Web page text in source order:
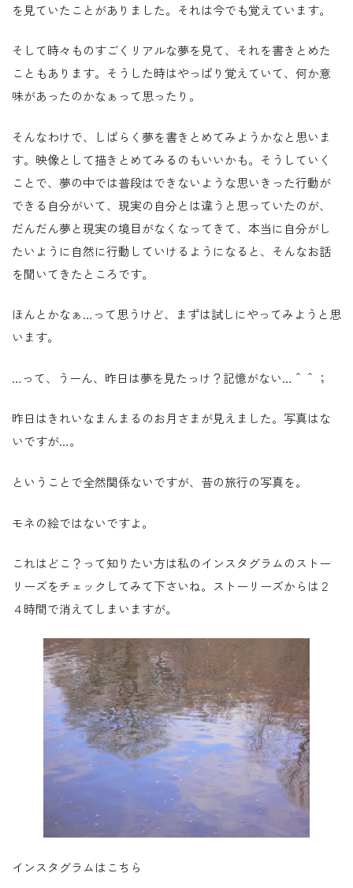
を見ていたことがありました。それは今でも覚えています。
そして時々ものすごくリアルな夢を見て、それを書きとめた
こともあります。そうした時はやっぱり覚えていて、何か意
味があったのかなぁって思ったり。
そんなわけで、しばらく夢を書きとめてみようかなと思いま
す。映像として描きとめてみるのもいいかも。そうしていく
ことで、夢の中では普段はできないような思いきった行動が
できる自分がいて、現実の自分とは違うと思っていたのが、
だんだん夢と現実の境目がなくなってきて、本当に自分がし
たいように自然に行動していけるようになると、そんなお話
を聞いてきたところです。
ほんとかなぁ…って思うけど、まずは試しにやってみようと思
います。
…って、うーん、昨日は夢を見たっけ？記憶がない…＾＾；
昨日はきれいなまんまるのお月さまが見えました。写真はな
いですが…。
ということで全然関係ないですが、昔の旅行の写真を。
モネの絵ではないですよ。
これはどこ？って知りたい方は私のインスタグラムのストー
リーズをチェックしてみて下さいね。ストーリーズからは２
４時間で消えてしまいますが。
インスタグラムはこちら